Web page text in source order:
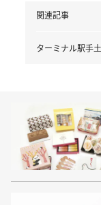
関連記事
ターミナル駅手